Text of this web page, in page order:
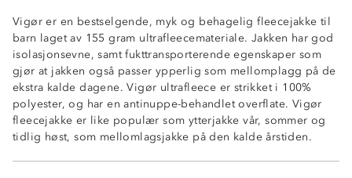
Vigør er en bestselgende, myk og behagelig fleecejakke til
barn laget av 155 gram ultrafleecemateriale. Jakken har god
isolasjonsevne, samt fukttransporterende egenskaper som
gjør at jakken også passer ypperlig som mellomplagg på de
ekstra kalde dagene. Vigør ultrafleece er strikket i 100%
polyester, og har en antinuppe-behandlet overflate. Vigør
fleecejakke er like populær som ytterjakke vår, sommer og
tidlig høst, som mellomlagsjakke på den kalde årstiden.
Fukttransporterende
God isolasjonsevne
Hakebeskytter på glidelås